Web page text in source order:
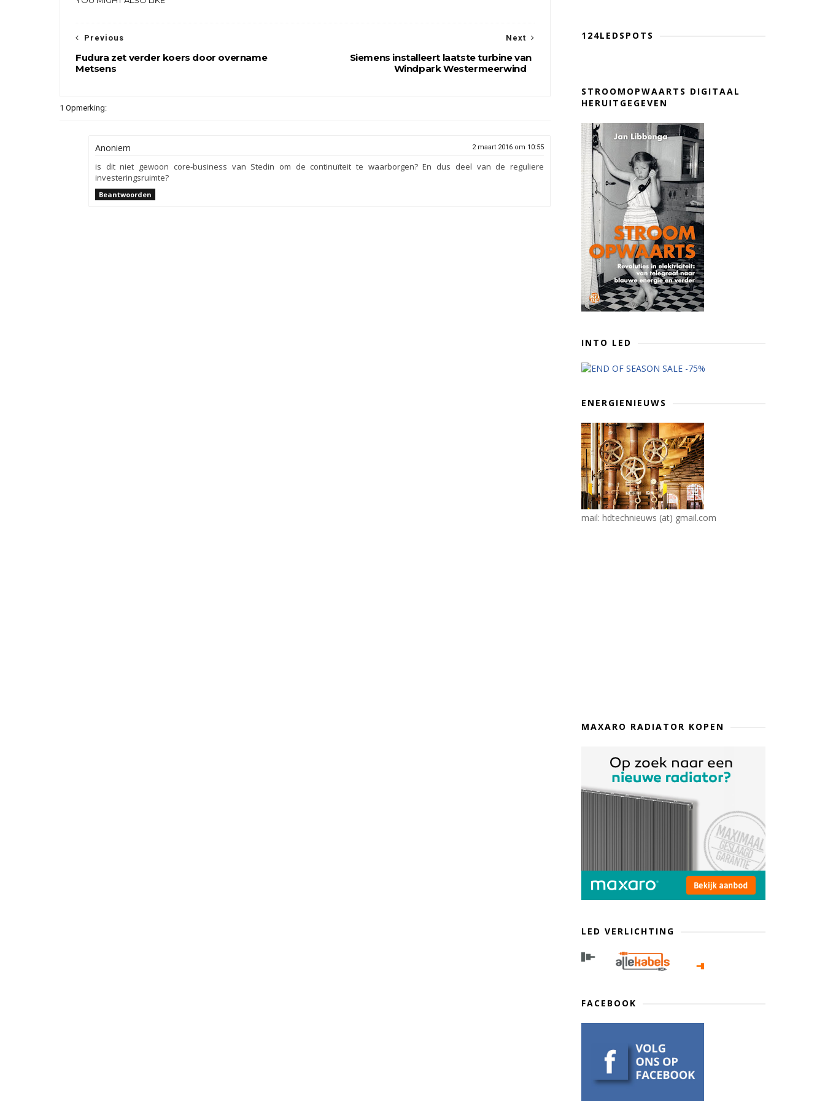
Next
Siemens installeert laatste turbine van
Windpark Westermeerwind
Previous
Fudura zet verder koers door overname
Metsens
1 Opmerking:
Anoniem 2 maart 2016 om 10:55
is dit niet gewoon core-business van Stedin om de continuïteit te waarborgen? En dus deel van de reguliere
investeringsruimte?
Beantwoorden
124LEDSPOTS
STROOMOPWAARTS DIGITAAL
HERUITGEGEVEN
INTO LED
ENERGIENIEUWS
mail: hdtechnieuws (at) gmail.com
MAXARO RADIATOR KOPEN
LED VERLICHTING
FACEBOOK